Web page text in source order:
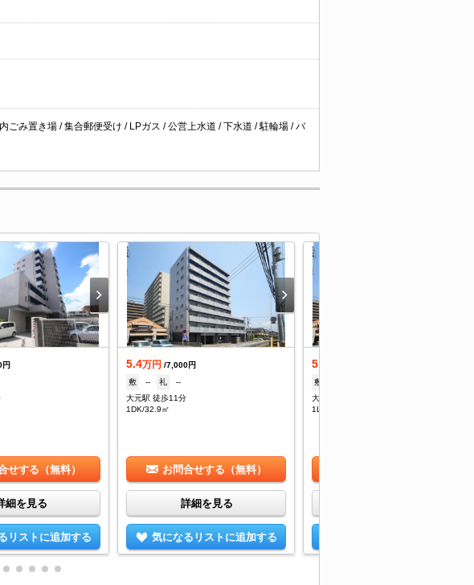
み置き場 / 集合郵便受け / LPガス / 公営上水道 / 下水道 / 駐輪場 / バ
せする（無料）
細を見る
リストに追加する
5.4万円 /7,000円
敷
-- 礼
--
大元駅 徒歩11分
1DK/32.9㎡
お問合せする（無料）
詳細を見る
気になるリストに追加する
5.95
敷
大元駅 徒歩11分
1LDK/38.8㎡